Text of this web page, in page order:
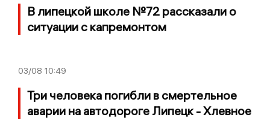
В липецкой школе №72 рассказали о
ситуации с капремонтом
03/08 10:49
Три человека погибли в смертельное
аварии на автодороге Липецк - Хлевное